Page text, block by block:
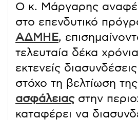
Ο κ. Μάργαρης
στο επενδυτικό
ΑΔΜΗΕ,
τελευταία δέκα
εκτενείς
στόχο τη βελτίωση της
ασφάλειαςστην
καταφέρει να